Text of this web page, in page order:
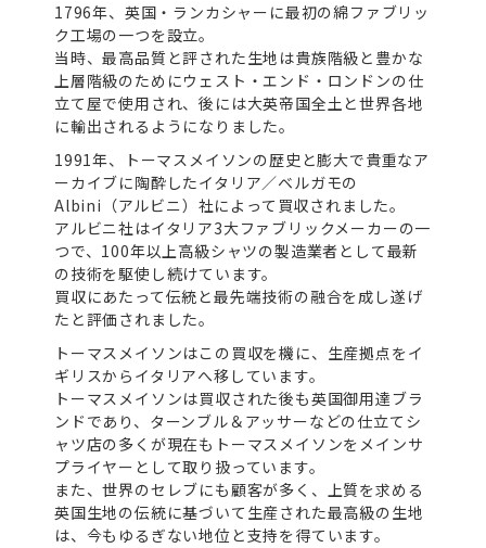
1796年、英国・ランカシャーに最初の綿ファブリッ
ク工場の一つを設立。
当時、最高品質と評された生地は貴族階級と豊かな
上層階級のためにウェスト・エンド・ロンドンの仕
立て屋で使用され、後には大英帝国全土と世界各地
に輸出されるようになりました。
1991年、トーマスメイソンの歴史と膨大で貴重なア
ーカイブに陶酔したイタリア／ベルガモの
Albini（アルビニ）社によって買収されました。
アルビニ社はイタリア3大ファブリックメーカーの一
つで、100年以上高級シャツの製造業者として最新
の技術を駆使し続けています。
買収にあたって伝統と最先端技術の融合を成し遂げ
たと評価されました。
トーマスメイソンはこの買収を機に、生産拠点をイ
ギリスからイタリアへ移しています。
トーマスメイソンは買収された後も英国御用達ブラ
ンドであり、ターンブル＆アッサーなどの仕立てシ
ャツ店の多くが現在もトーマスメイソンをメインサ
プライヤーとして取り扱っています。
また、世界のセレブにも顧客が多く、上質を求める
英国生地の伝統に基づいて生産された最高級の生地
は、今もゆるぎない地位と支持を得ています。